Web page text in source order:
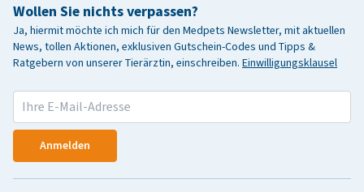
Wollen Sie nichts verpassen?
Ja, hiermit möchte ich mich für den Medpets Newsletter, mit aktuellen
News, tollen Aktionen, exklusiven Gutschein-Codes und Tipps &
Ratgebern von unserer Tierärztin, einschreiben. Einwilligungsklausel
Anmelden